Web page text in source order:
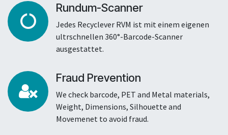
Rundum-Scanner
Jedes Recyclever RVM ist mit einem eigenen
ultrschnellen 360°-Barcode-Scanner
ausgestattet.
Fraud Prevention
We check barcode, PET and Metal materials,
Weight, Dimensions, Silhouette and
Movemenet to avoid fraud.